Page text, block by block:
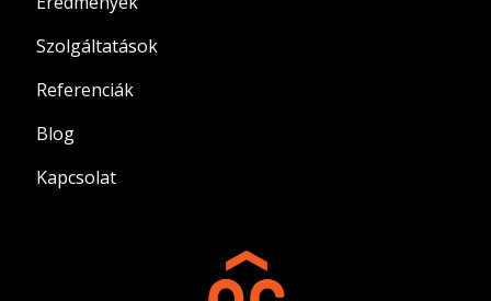
Szolgáltatások
Referenciák
Blog
Kapcsolat